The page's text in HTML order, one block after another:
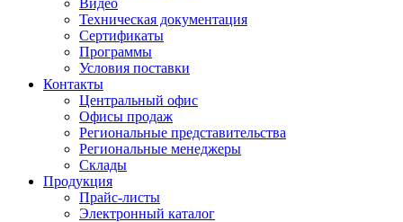
Техническая документация
Сертификаты
Программы
Условия поставки
Контакты
Центральный офис
Офисы продаж
Региональные представительства
Региональные менеджеры
Склады
Продукция
Прайс-листы
Электронный каталог